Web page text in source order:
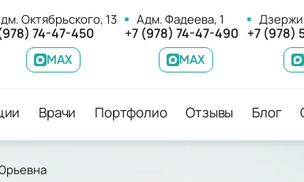
Октябрьского, 13
74-47-450
MAX
Адм. Фадеева, 1
+7 (978) 74-47-490
MAX
+7 (978)
Врачи Портфолио Отзывы Блог